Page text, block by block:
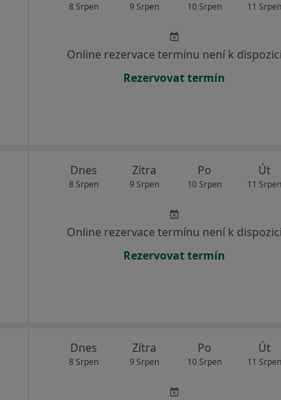
8 Srpen 9 Srpen 10 Srpen 11 Srpen
Online rezervace termínu není k dispozici
Rezervovat termín
Dnes
8 Srpen
Zítra
9 Srpen
Po
10 Srpen
Út
11 Srpen
Online rezervace termínu není k dispozici
Rezervovat termín
Dnes
8 Srpen
Zítra
9 Srpen
Po
10 Srpen
Út
11 Srpen